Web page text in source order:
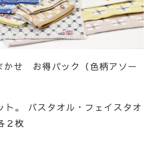
かせ お得パック（色柄アソー
ト。 バスタオル・フェイスタオ
２枚